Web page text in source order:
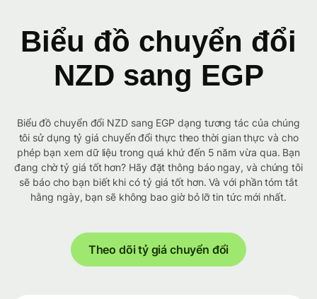
Biểu đồ chuyển đổi
NZD sang EGP
Biểu đồ chuyển đổi NZD sang EGP dạng tương tác của chúng
tôi sử dụng tỷ giá chuyển đổi thực theo thời gian thực và cho
phép bạn xem dữ liệu trong quá khứ đến 5 năm vừa qua. Bạn
đang chờ tỷ giá tốt hơn? Hãy đặt thông báo ngay, và chúng tôi
sẽ báo cho bạn biết khi có tỷ giá tốt hơn. Và với phần tóm tắt
hằng ngày, bạn sẽ không bao giờ bỏ lỡ tin tức mới nhất.
Theo dõi tỷ giá chuyển đổi